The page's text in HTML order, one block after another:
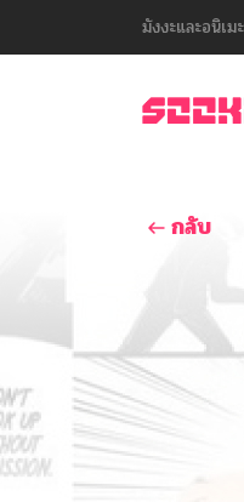
มังงะและอนิเ
กลับ